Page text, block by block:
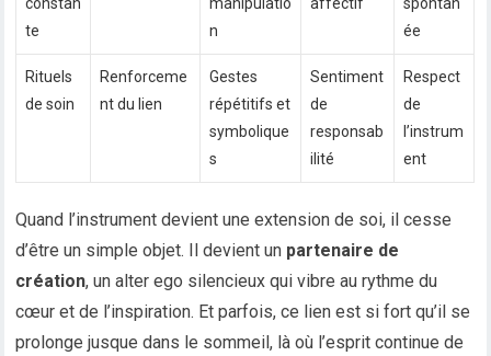
constan
te
manipulatio
n
affectif
spontan
ée
Rituels
de soin
Renforceme
nt du lien
Gestes
répétitifs et
symbolique
s
Sentiment
de
responsab
ilité
Respect
de
l’instrum
ent
Quand l’instrument devient une extension de soi, il cesse
d’être un simple objet. Il devient un partenaire de
création, un alter ego silencieux qui vibre au rythme du
cœur et de l’inspiration. Et parfois, ce lien est si fort qu’il se
prolonge jusque dans le sommeil, là où l’esprit continue de